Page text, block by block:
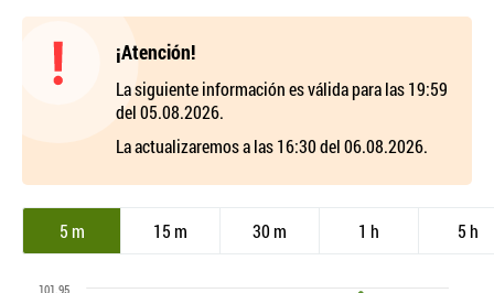
¡Atención!
La siguiente información es válida para las 19:59
del 05.08.2026.
La actualizaremos a las 16:30 del 06.08.2026.
5 m 15 m 30 m 1 h 5 h